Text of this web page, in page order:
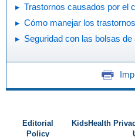
Trastornos causados por el
Cómo manejar los
Seguridad con las bolsas de
Editorial
Policy
KidsHealth